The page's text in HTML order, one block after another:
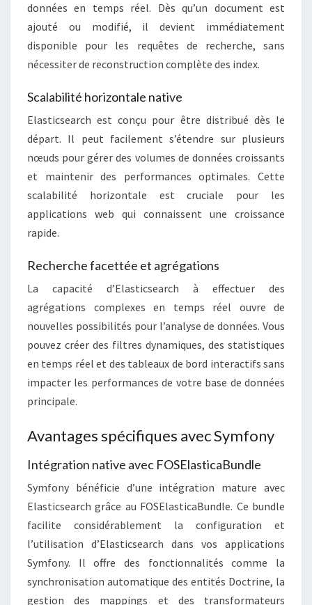
données en temps réel. Dès qu’un document est
ajouté ou modifié, il devient immédiatement
disponible pour les requêtes de recherche, sans
nécessiter de reconstruction complète des index.
Scalabilité horizontale native
Elasticsearch est conçu pour être distribué dès le
départ. Il peut facilement s’étendre sur plusieurs
nœuds pour gérer des volumes de données croissants
et maintenir des performances optimales. Cette
scalabilité horizontale est cruciale pour les
applications web qui connaissent une croissance
rapide.
Recherche facettée et agrégations
La capacité d’Elasticsearch à effectuer des
agrégations complexes en temps réel ouvre de
nouvelles possibilités pour l’analyse de données. Vous
pouvez créer des filtres dynamiques, des statistiques
en temps réel et des tableaux de bord interactifs sans
impacter les performances de votre base de données
principale.
Avantages spécifiques avec Symfony
Intégration native avec FOSElasticaBundle
Symfony bénéficie d’une intégration mature avec
Elasticsearch grâce au FOSElasticaBundle. Ce bundle
facilite considérablement la configuration et
l’utilisation d’Elasticsearch dans vos applications
Symfony. Il offre des fonctionnalités comme la
synchronisation automatique des entités Doctrine, la
gestion des mappings et des transformateurs